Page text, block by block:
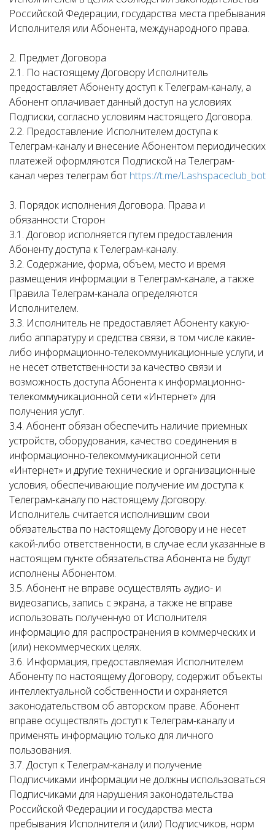
Российской Федерации, государства места пребывания
Исполнителя или Абонента, международного права.
2. Предмет Договора
2.1. По настоящему Договору Исполнитель
предоставляет Абоненту доступ к Телеграм-каналу, а
Абонент оплачивает данный доступ на условиях
Подписки, согласно условиям настоящего Договора.
2.2. Предоставление Исполнителем доступа к
Телеграм-каналу и внесение Абонентом периодических
платежей оформляются Подпиской на Телеграм-
канал через телеграм бот https://t.me/Lashspaceclub_bot
3. Порядок исполнения Договора. Права и
обязанности Сторон
3.1. Договор исполняется путем предоставления
Абоненту доступа к Телеграм-каналу.
3.2. Содержание, форма, объем, место и время
размещения информации в Телеграм-канале, а также
Правила Телеграм-канала определяются
Исполнителем.
3.3. Исполнитель не предоставляет Абоненту какую-
либо аппаратуру и средства связи, в том числе какие-
либо информационно-телекоммуникационные услуги, и
не несет ответственности за качество связи и
возможность доступа Абонента к информационно-
телекоммуникационной сети «Интернет» для
получения услуг.
3.4. Абонент обязан обеспечить наличие приемных
устройств, оборудования, качество соединения в
информационно-телекоммуникационной сети
«Интернет» и другие технические и организационные
условия, обеспечивающие получение им доступа к
Телеграм-каналу по настоящему Договору.
Исполнитель считается исполнившим свои
обязательства по настоящему Договору и не несет
какой-либо ответственности, в случае если указанные в
настоящем пункте обязательства Абонента не будут
исполнены Абонентом.
3.5. Абонент не вправе осуществлять аудио- и
видеозапись, запись с экрана, а также не вправе
использовать полученную от Исполнителя
информацию для распространения в коммерческих и
(или) некоммерческих целях.
3.6. Информация, предоставляемая Исполнителем
Абоненту по настоящему Договору, содержит объекты
интеллектуальной собственности и охраняется
законодательством об авторском праве. Абонент
вправе осуществлять доступ к Телеграм-каналу и
применять информацию только для личного
пользования.
3.7. Доступ к Телеграм-каналу и получение
Подписчиками информации не должны использоваться
Подписчиками для нарушения законодательства
Российской Федерации и государства места
пребывания Исполнителя и (или) Подписчиков, норм